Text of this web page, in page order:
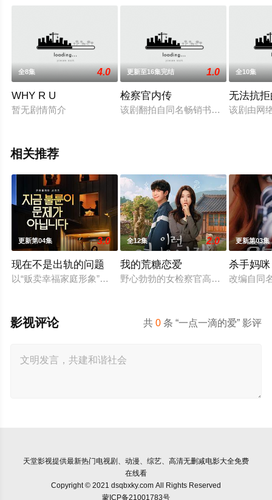
全8集 4.0
WHY R U
暂无剧情简介
更新至16集完结 1.0
检察官内传
该剧翻拍自同名畅销书，由大检察厅
全10集
无法抗
该剧由网
相关推荐
更新第04集 3.0
现在不是出轨的问题
以“贩卖幸福家庭形象”赚钱的网红夫妇，与他们正陷入泥淖般
全12集 2.0
我的荒糖恋爱
野心勃勃的女检察官高恩世（贺营
更新第03集
杀手妈咪
改编自同
共0 条 “一点一滴的爱” 影评
影视评论
天堂影视提供最新热门电视剧、动漫、综艺、高清无删减电影大全免费
在线看
Copyright © 2021 dsqbxky.com All Rights Reserved
蒙ICP备21001783号